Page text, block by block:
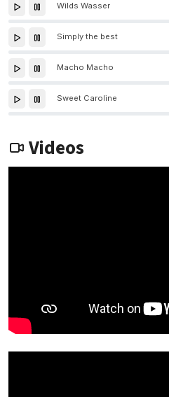
Wilds Wasser
Simply the best
Macho Macho
Sweet Caroline
Videos